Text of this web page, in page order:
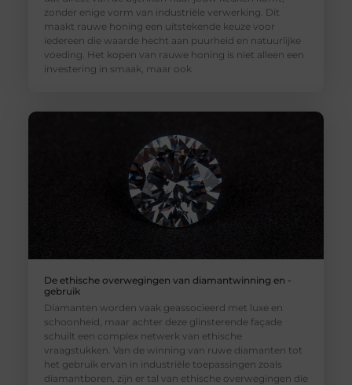
zonder enige vorm van industriële verwerking. Dit
maakt rauwe honing een uitstekende keuze voor
iedereen die waarde hecht aan puurheid en natuurlijke
voeding. Het kopen van rauwe honing is niet alleen een
investering in smaak, maar ook
De ethische overwegingen van diamantwinning en -
gebruik
Diamanten worden vaak geassocieerd met luxe en
schoonheid, maar achter deze glinsterende façade
schuilt een complex netwerk van ethische
vraagstukken. Van de winning van ruwe diamanten tot
het gebruik ervan in industriële toepassingen zoals
diamantboren, zijn er tal van ethische overwegingen die